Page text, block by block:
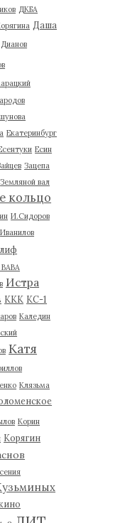
ДКБА
Даша
Дианов
Екатеринбург
Есин
Зацепа
Земляной вал
кольцо
И.Сидоров
Иванилов
Истра
ККК КС-1
Каледин
Катя
Клязьма
Корин
Корягин